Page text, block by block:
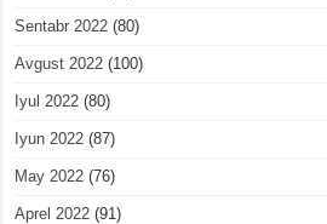
Sentabr 2022 (80)
Avgust 2022 (100)
Iyul 2022 (80)
Iyun 2022 (87)
May 2022 (76)
Aprel 2022 (91)